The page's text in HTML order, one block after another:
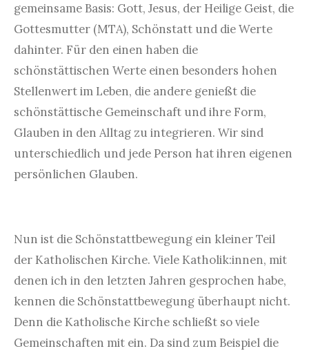
gemeinsame Basis: Gott, Jesus, der Heilige Geist, die
Gottesmutter (MTA), Schönstatt und die Werte
dahinter. Für den einen haben die
schönstättischen Werte einen besonders hohen
Stellenwert im Leben, die andere genießt die
schönstättische Gemeinschaft und ihre Form,
Glauben in den Alltag zu integrieren. Wir sind
unterschiedlich und jede Person hat ihren eigenen
persönlichen Glauben.
Nun ist die Schönstattbewegung ein kleiner Teil
der Katholischen Kirche. Viele Katholik:innen, mit
denen ich in den letzten Jahren gesprochen habe,
kennen die Schönstattbewegung überhaupt nicht.
Denn die Katholische Kirche schließt so viele
Gemeinschaften mit ein. Da sind zum Beispiel die